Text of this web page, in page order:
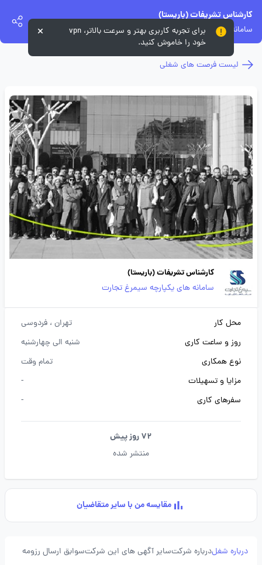
کارشناس تشریفات (باریستا)
سامانه های یکپارچه سیمرغ تجارت
لیست فرصت های شغلی
کارشناس تشریفات (باریستا)
سامانه های یکپارچه سیمرغ تجارت
محل کار تهران ، فردوسی
روز و ساعت کاری
شنبه الی چهارشنبه
نوع همکاری
تمام وقت
مزایا و تسهیلات
-
سفرهای کاری
-
72 روز پیش
منتشر شده
مقایسه من با سایر متقاضیان
درباره شغلدرباره شرکتسایر آگهی های این شرکتسوابق ارسال رزومه
برای تجربه کاربری بهتر و سرعت بالاتر، vpn
خود را خاموش کنید.